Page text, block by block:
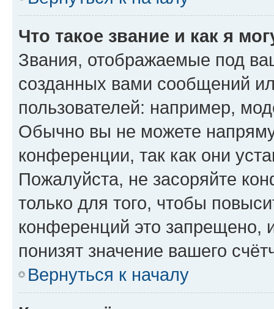
Что такое звание и как я
Звания, отображаемые под
созданных вами сообщений
пользователей: например,
Обычно вы не можете
конференции, так как они
Пожалуйста, не засоряйте
только для того, чтобы
конференций это запрещено,
понизят значение вашего
Вернуться к началу